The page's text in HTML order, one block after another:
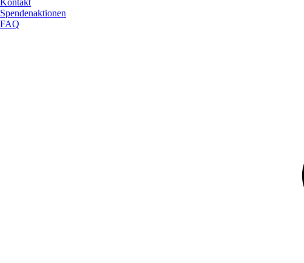
Kontakt
Spendenaktionen
FAQ